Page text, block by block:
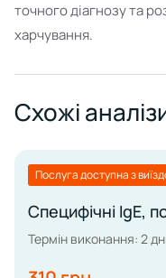
точного діагнозу та
харчування.
Схожі
Послуга доступна з
Специфічні IgE,
Термін виконання: 2 дні